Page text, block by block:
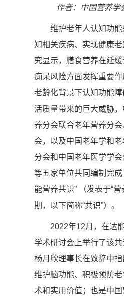
作者：中国营养学
维护老年人认知功
知相关疾病、实现健康
究显示，膳食营养在延
痴呆风险方面发挥重要
老龄化背景下认知功能
活质量带来的巨大威胁
养分会联合老年营养分
会，以及中国老年学和
分会和中国老年医学学
等五家单位共同编制完
能营养共识” （发表于“
期，以下简称“共识”）。
2022年12月，在达
学术研讨会上举行了该共
杨月欣理事长在致辞中
维护脑功能、积极预防
术和实用价值；也是中